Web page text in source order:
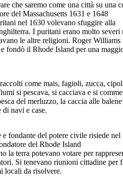
che saremo come una città su una
del Massachusetts 1631 e 1648
nel 1630 volevano sfuggire alla
I puritani erano molto severi
le altre religioni. Roger Williams
fondò il Rhode Island per una
come mais, fagioli, zucca,
si pescava, si cacciava e si
del merluzzo, la caccia alle
di navi e case.
fondante del potere civile risiede nel
del Rhode Island
la terra potevano votare per
Si tenevano riunioni cittadine per
locali da risolvere.